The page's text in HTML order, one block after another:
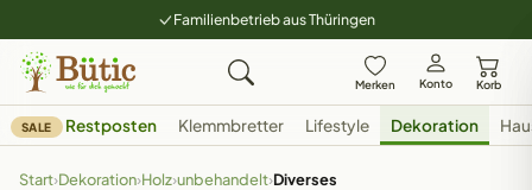
Familienbetrieb aus Thüringen
Merken Konto Korb
SALE Restposten Klemmbretter Lifestyle Dekoration
Start›Dekoration›Holz›unbehandelt›Diverses